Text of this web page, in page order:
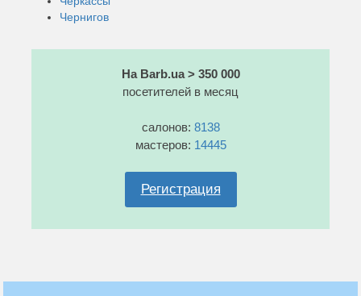
Чернигов
На Barb.ua > 350 000
посетителей в месяц
салонов: 8138
мастеров: 14445
Регистрация